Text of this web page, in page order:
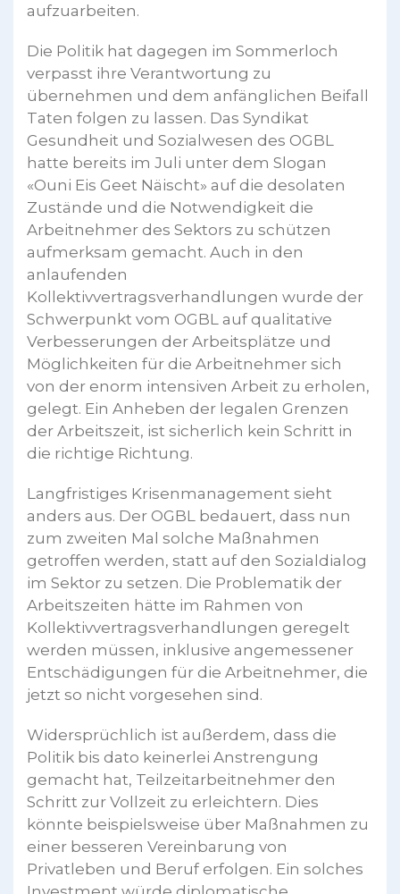
aufzuarbeiten.
Die Politik hat dagegen im Sommerloch
verpasst ihre Verantwortung zu
übernehmen und dem anfänglichen Beifall
Taten folgen zu lassen. Das Syndikat
Gesundheit und Sozialwesen des OGBL
hatte bereits im Juli unter dem Slogan
«Ouni Eis Geet Näischt» auf die desolaten
Zustände und die Notwendigkeit die
Arbeitnehmer des Sektors zu schützen
aufmerksam gemacht. Auch in den
anlaufenden
Kollektivvertragsverhandlungen wurde der
Schwerpunkt vom OGBL auf qualitative
Verbesserungen der Arbeitsplätze und
Möglichkeiten für die Arbeitnehmer sich
von der enorm intensiven Arbeit zu erholen,
gelegt. Ein Anheben der legalen Grenzen
der Arbeitszeit, ist sicherlich kein Schritt in
die richtige Richtung.
Langfristiges Krisenmanagement sieht
anders aus. Der OGBL bedauert, dass nun
zum zweiten Mal solche Maßnahmen
getroffen werden, statt auf den Sozialdialog
im Sektor zu setzen. Die Problematik der
Arbeitszeiten hätte im Rahmen von
Kollektivvertragsverhandlungen geregelt
werden müssen, inklusive angemessener
Entschädigungen für die Arbeitnehmer, die
jetzt so nicht vorgesehen sind.
Widersprüchlich ist außerdem, dass die
Politik bis dato keinerlei Anstrengung
gemacht hat, Teilzeitarbeitnehmer den
Schritt zur Vollzeit zu erleichtern. Dies
könnte beispielsweise über Maßnahmen zu
einer besseren Vereinbarung von
Privatleben und Beruf erfolgen. Ein solches